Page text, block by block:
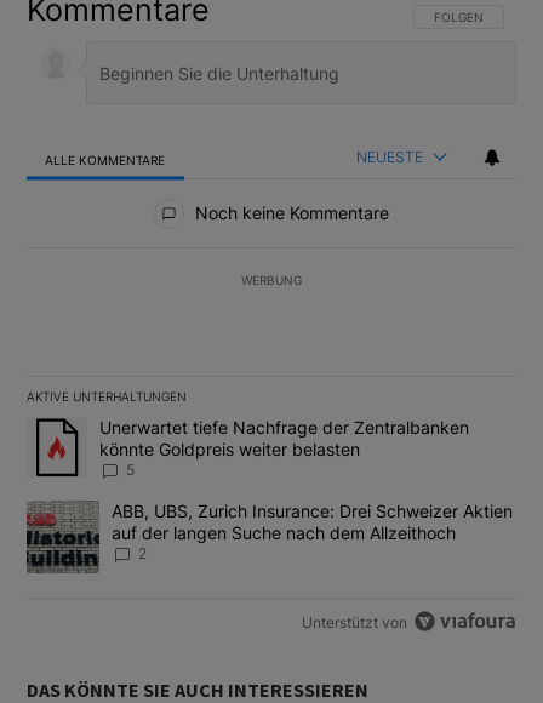
Kommentare FOLGE DIESER
FOLGEN
ALLE KOMMENTARE NEUESTE
Noch keine Kommentare
WERBUNG
AKTIVE UNTERHALTUNGEN
Das Folgende ist eine Liste der am meisten kommentierten
Ein Trendartikel mit dem Titel "Unerwartet tiefe Nachfrage der
Unerwartet tiefe Nachfrage der Zentralbanken
könnte Goldpreis weiter belasten
5
Ein Trendartikel mit dem Titel "ABB, UBS, Zurich Insurance:
ABB, UBS, Zurich Insurance: Drei Schweizer Aktien
auf der langen Suche nach dem Allzeithoch
2
Unterstützt von
DAS KÖNNTE SIE AUCH INTERESSIEREN